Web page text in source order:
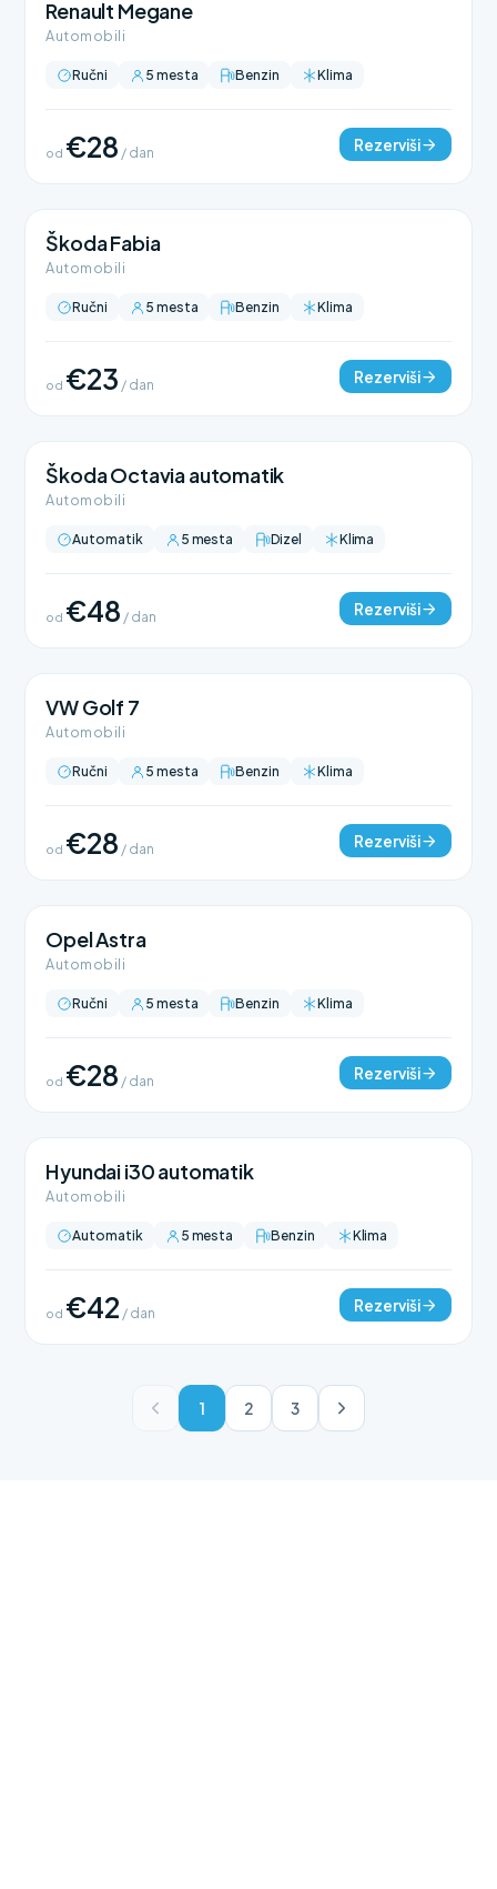
Renault Megane
Automobili
Ručni 5 mesta Benzin Klima
od €28 / dan Rezerviši
Škoda Fabia
Automobili
Ručni 5 mesta Benzin Klima
od €23 / dan Rezerviši
Škoda Octavia automatik
Automobili
Automatik 5 mesta Dizel Klima
od €48 / dan Rezerviši
VW Golf 7
Automobili
Ručni 5 mesta Benzin Klima
od €28 / dan Rezerviši
Opel Astra
Automobili
Ručni 5 mesta Benzin Klima
od €28 / dan Rezerviši
Hyundai i30 automatik
Automobili
Automatik 5 mesta Benzin Klima
od €42 / dan Rezerviši
1 2 3